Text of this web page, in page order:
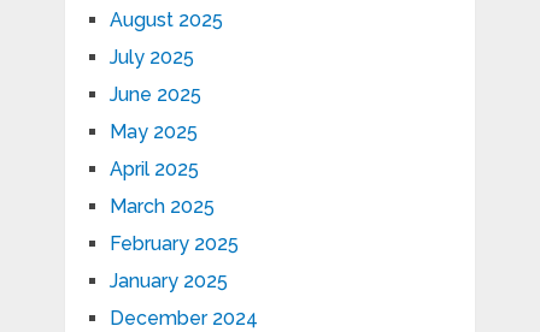
August 2025
July 2025
June 2025
May 2025
April 2025
March 2025
February 2025
January 2025
December 2024